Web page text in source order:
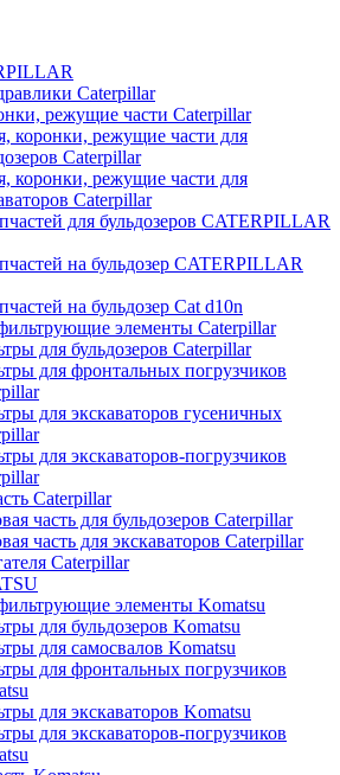
Caterpillar
режущие части Caterpillar
коронки, режущие части для
Caterpillar
коронки, режущие части для
Caterpillar
для бульдозеров CATERPILLAR
на бульдозер CATERPILLAR
на бульдозер Сat d10n
элементы Caterpillar
для бульдозеров Caterpillar
для фронтальных погрузчиков
для экскаваторов гусеничных
для экскаваторов-погрузчиков
Caterpillar
часть для бульдозеров Caterpillar
часть для экскаваторов Caterpillar
Caterpillar
элементы Komatsu
для бульдозеров Komatsu
для самосвалов Komatsu
для фронтальных погрузчиков
для экскаваторов Komatsu
для экскаваторов-погрузчиков